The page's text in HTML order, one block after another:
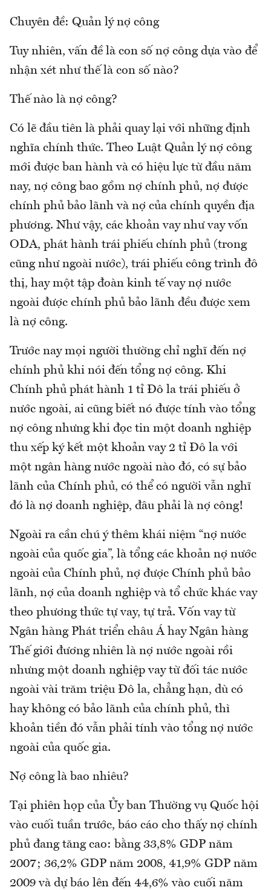
Chuyên đề: Quản lý nợ công
Tuy nhiên, vấn đề là con số nợ công dựa vào để
nhận xét như thế là con số nào?
Thế nào là nợ công?
Có lẽ đầu tiên là phải quay lại với những định
nghĩa chính thức. Theo Luật Quản lý nợ công
mới được ban hành và có hiệu lực từ đầu năm
nay, nợ công bao gồm nợ chính phủ, nợ được
chính phủ bảo lãnh và nợ của chính quyền địa
phương. Như vậy, các khoản vay như vay vốn
ODA, phát hành trái phiếu chính phủ (trong
cũng như ngoài nước), trái phiếu công trình đô
thị, hay một tập đoàn kinh tế vay nợ nước
ngoài được chính phủ bảo lãnh đều được xem
là nợ công.
Trước nay mọi người thường chỉ nghĩ đến nợ
chính phủ khi nói đến tổng nợ công. Khi
Chính phủ phát hành 1 tỉ Đô la trái phiếu ở
nước ngoài, ai cũng biết nó được tính vào tổng
nợ công nhưng khi đọc tin một doanh nghiệp
thu xếp ký kết một khoản vay 2 tỉ Đô la với
một ngân hàng nước ngoài nào đó, có sự bảo
lãnh của Chính phủ, có thể có người vẫn nghĩ
đó là nợ doanh nghiệp, đâu phải là nợ công!
Ngoài ra cần chú ý thêm khái niệm “nợ nước
ngoài của quốc gia”, là tổng các khoản nợ nước
ngoài của Chính phủ, nợ được Chính phủ bảo
lãnh, nợ của doanh nghiệp và tổ chức khác vay
theo phương thức tự vay, tự trả. Vốn vay từ
Ngân hàng Phát triển châu Á hay Ngân hàng
Thế giới đương nhiên là nợ nước ngoài rồi
nhưng một doanh nghiệp vay từ đối tác nước
ngoài vài trăm triệu Đô la, chẳng hạn, dù có
hay không có bảo lãnh của chính phủ, thì
khoản tiền đó vẫn phải tính vào tổng nợ nước
ngoài của quốc gia.
Nợ công là bao nhiêu?
Tại phiên họp của Ủy ban Thường vụ Quốc hội
vào cuối tuần trước, báo cáo cho thấy nợ chính
phủ đang tăng cao: bằng 33,8% GDP năm
2007; 36,2% GDP năm 2008, 41,9% GDP năm
2009 và dự báo lên đến 44,6% vào cuối năm